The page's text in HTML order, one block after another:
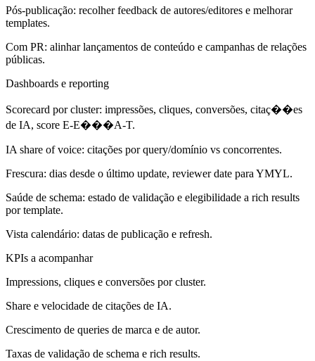
Pós‑publicação: recolher feedback de autores/editores e melhorar
templates.
Com PR: alinhar lançamentos de conteúdo e campanhas de relações
públicas.
Dashboards e reporting
Scorecard por cluster: impressões, cliques, conversões, citaç��es
de IA, score E‑E���A‑T.
IA share of voice: citações por query/domínio vs concorrentes.
Frescura: dias desde o último update, reviewer date para YMYL.
Saúde de schema: estado de validação e elegibilidade a rich results
por template.
Vista calendário: datas de publicação e refresh.
KPIs a acompanhar
Impressions, cliques e conversões por cluster.
Share e velocidade de citações de IA.
Crescimento de queries de marca e de autor.
Taxas de validação de schema e rich results.